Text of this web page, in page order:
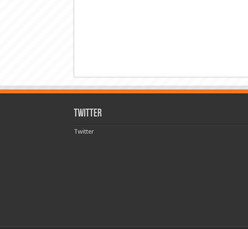
Twitter
Twitter